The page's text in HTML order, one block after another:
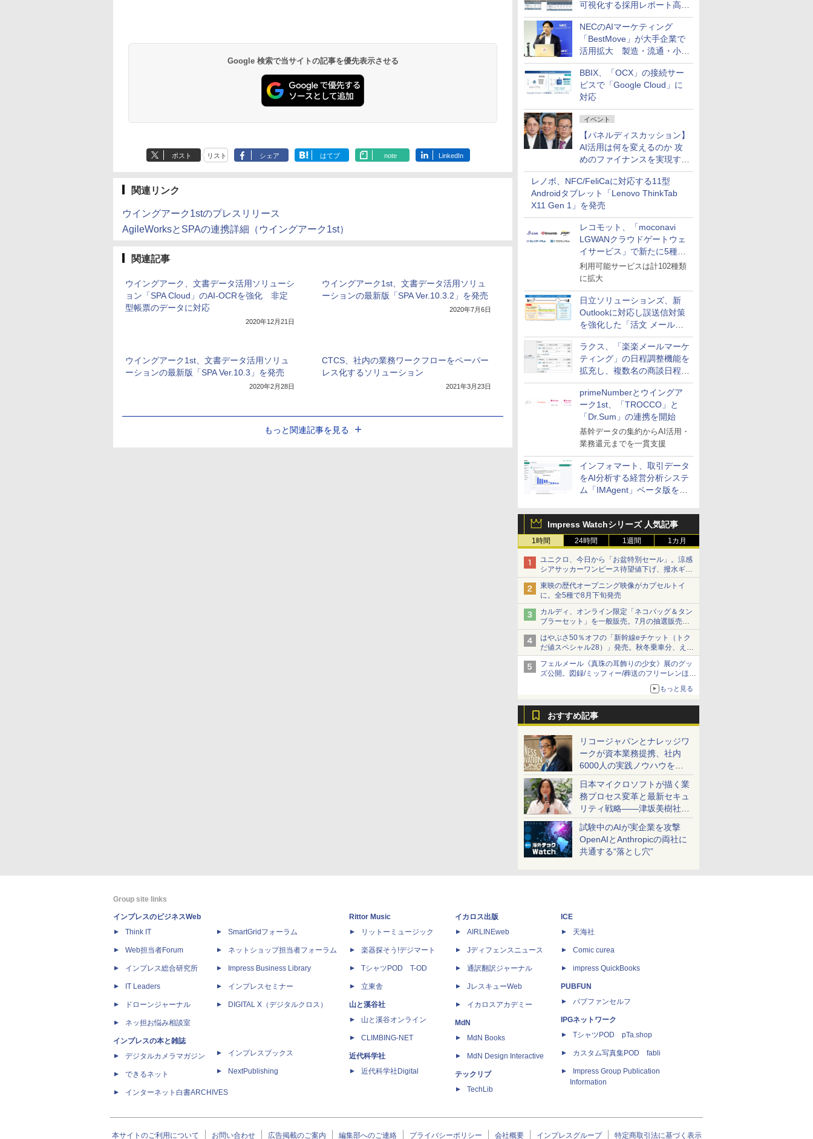
可視化する採用レポート高速
化サービスを提供
NECのAIマーケティング
「BestMove」が大手企業で
活用拡大 製造・流通・小売
企業・広告代理店などが実装
フェーズへ
BBIX、「OCX」の接続サー
ビスで「Google Cloud」に
対応
イベント
【パネルディスカッション】
AI活用は何を変えるのか 攻
めのファイナンスを実現する
業務設計とマインドセット変
革
レノボ、NFC/FeliCaに対応する11型
Androidタブレット「Lenovo ThinkTab
X11 Gen 1」を発売
レコモット、「moconavi
LGWANクラウドゲートウェ
イサービス」で新たに5種類
のサービスと連携開始
利用可能サービスは計102種類
に拡大
日立ソリューションズ、新
Outlookに対応し誤送信対策
を強化した「活文 メール誤
送信防止アドインサービス」
を提供
ラクス、「楽楽メールマーケ
ティング」の日程調整機能を
拡充し、複数名の商談日程調
整を効率化
primeNumberとウイングア
ーク1st、「TROCCO」と
「Dr.Sum」の連携を開始
基幹データの集約からAI活用・
業務還元までを一貫支援
インフォマート、取引データ
をAI分析する経営分析システ
ム「IMAgent」ベータ版を提
Impress Watchシリーズ 人気記事
1時間 24時間 1週間 1カ月
ユニクロ、今日から「お盆特別セール」。涼感
シアサッカーワンピース待望値下げ、撥水ギア
ショーツは1990円に
東映の歴代オープニング映像がカプセルトイ
に。全5種で8月下旬発売
カルディ、オンライン限定「ネコバッグ＆タン
ブラーセット」を一般販売。7月の抽選販売の
当選無効分
はやぶさ50％オフの「新幹線eチケット（トク
だ値スペシャル28）」発売。秋冬乗車分、えき
ねっと限定
フェルメール《真珠の耳飾りの少女》展のグッ
ズ公開。図録/ミッフィー/葬送のフリーレンほ
もっと見る
おすすめ記事
リコージャパンとナレッジワ
ークが資本業務提携、社内
6000人の実践ノウハウを生
かした「AI商談記録 for
RICOH」を展開へ
日本マイクロソフトが描く業
務プロセス変革と最新セキュ
リティ戦略――津坂美樹社長
が2027年度戦略を説明
試験中のAIが実企業を攻撃
OpenAIとAnthropicの両社に
共通する“落とし穴”
Google 検索で当サイトの記事を優先表示させる
ポスト リスト シェア はてブ note LinkedIn
関連リンク
ウイングアーク1stのプレスリリース
AgileWorksとSPAの連携詳細（ウイングアーク1st）
関連記事
ウイングアーク、文書データ活用ソリューシ
ョン「SPA Cloud」のAI-OCRを強化 非定
型帳票のデータに対応
2020年12月21日
ウイングアーク1st、文書データ活用ソリュ
ーションの最新版「SPA Ver.10.3.2」を発売
2020年7月6日
ウイングアーク1st、文書データ活用ソリュ
ーションの最新版「SPA Ver.10.3」を発売
2020年2月28日
CTCS、社内の業務ワークフローをペーパー
レス化するソリューション
2021年3月23日
もっと関連記事を見る
Group site links
インプレスのビジネスWeb
Think IT
Web担当者Forum
インプレス総合研究所
IT Leaders
ドローンジャーナル
ネッ担お悩み相談室
インプレスの本と雑誌
デジタルカメラマガジン
できるネット
インターネット白書ARCHIVES
SmartGridフォーラム
ネットショップ担当者フォーラム
Impress Business Library
インプレスセミナー
DIGITAL X（デジタルクロス）
インプレスブックス
NextPublishing
Rittor Music
リットーミュージック
楽器探そう!デジマート
TシャツPOD T-OD
立東舎
山と溪谷社
山と溪谷オンライン
CLIMBING-NET
近代科学社
近代科学社Digital
イカロス出版
AIRLINEweb
Jディフェンスニュース
通訳翻訳ジャーナル
JレスキューWeb
イカロスアカデミー
MdN
MdN Books
MdN Design Interactive
テックリブ
TechLib
ICE
天海社
Comic curea
impress QuickBooks
PUBFUN
パブファンセルフ
IPGネットワーク
TシャツPOD pTa.shop
カスタム写真集POD fabli
Impress Group Publication
Information
本サイトのご利用について お問い合わせ 広告掲載のご案内 編集部へのご連絡 プライバシーポリシー 会社概要 インプレスグループ 特定商取引法に基づく表示